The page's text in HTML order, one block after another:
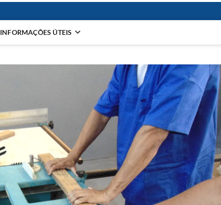
INFORMAÇÕES ÚTEIS